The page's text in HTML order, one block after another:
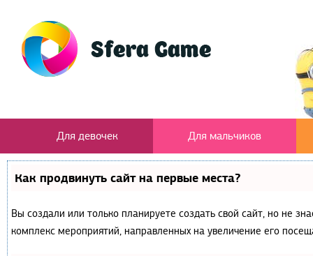
Для девочек Для мальчиков
Как продвинуть сайт на первые места?
Вы создали или только планируете создать свой сайт, но не
комплекс мероприятий, направленных на увеличение его